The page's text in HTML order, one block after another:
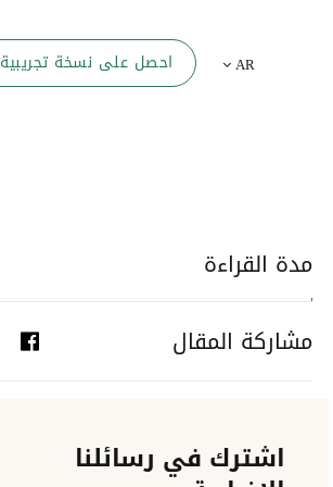
AR احصل على نسخة تجريبية
مدة القراءة
مشاركة المقال
اشترك في رسائلنا
إلى